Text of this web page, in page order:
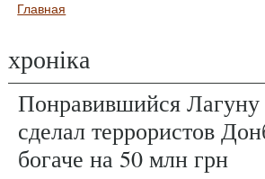
Вы здесь
Главная
хроніка
Понравившийся Лагуну
сделал террористов
богаче на 50 млн грн